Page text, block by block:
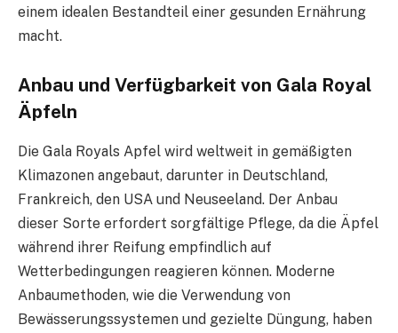
einem idealen Bestandteil einer gesunden Ernährung
macht.
Anbau und Verfügbarkeit von Gala Royal
Äpfeln
Die Gala Royals Apfel wird weltweit in gemäßigten
Klimazonen angebaut, darunter in Deutschland,
Frankreich, den USA und Neuseeland. Der Anbau
dieser Sorte erfordert sorgfältige Pflege, da die Äpfel
während ihrer Reifung empfindlich auf
Wetterbedingungen reagieren können. Moderne
Anbaumethoden, wie die Verwendung von
Bewässerungssystemen und gezielte Düngung, haben